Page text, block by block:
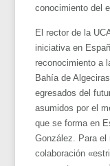
conocimiento del
El rector de la
iniciativa en
reconocimiento a
Bahía de
egresados del
asumidos por el
que se forma en
González. Para el
colaboración